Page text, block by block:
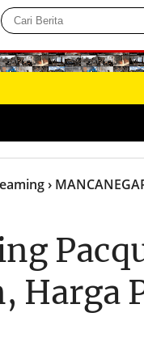
›
Harga